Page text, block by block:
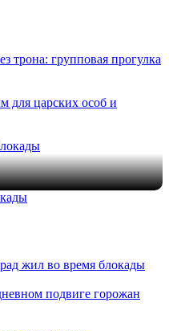
для царских особ и
подвиге горожан